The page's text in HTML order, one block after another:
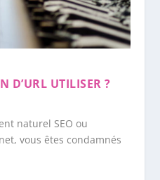
D’URL UTILISER ?
naturel SEO ou
vous êtes condamnés